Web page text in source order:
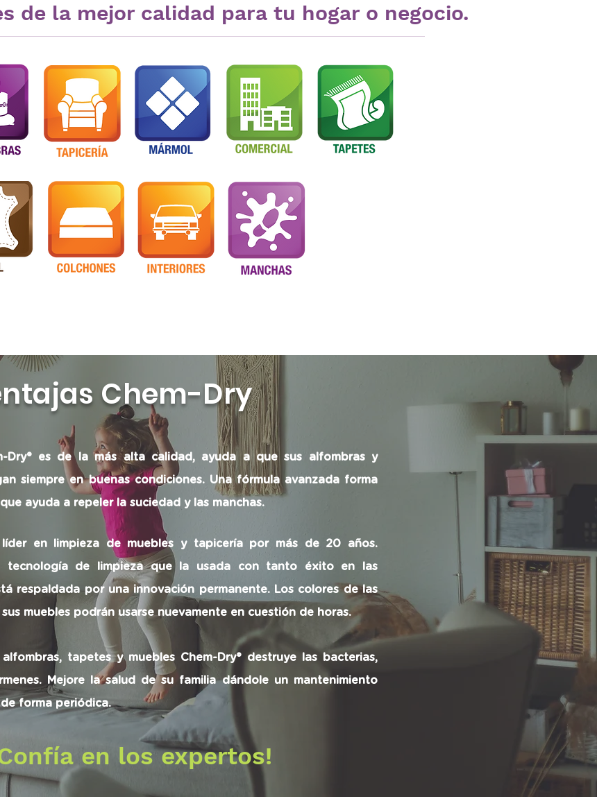
de la mejor calidad para tu hogar o negocio.
Chem-Dry
Dry® es de la más alta calidad, ayuda a que sus alfombras y
siempre en buenas condiciones. Una fórmula avanzada forma
ayuda a repeler la suciedad y las manchas.
líder en limpieza de muebles y tapicería por más de 20 años.
tecnología de limpieza que la usada con tanto éxito en las
respaldada por una innovación permanente. Los colores de las
muebles podrán usarse nuevamente en cuestión de horas.
tapetes y muebles Chem-Dry® destruye las bacterias,
Mejore la salud de su familia dándole un mantenimiento
forma periódica.
en los expertos!